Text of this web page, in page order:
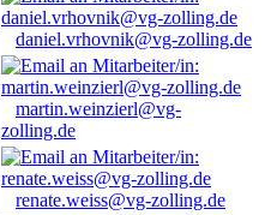
daniel.vrhovnik@vg-zolling.de
martin.weinzierl@vg-
zolling.de
renate.weiss@vg-zolling.de